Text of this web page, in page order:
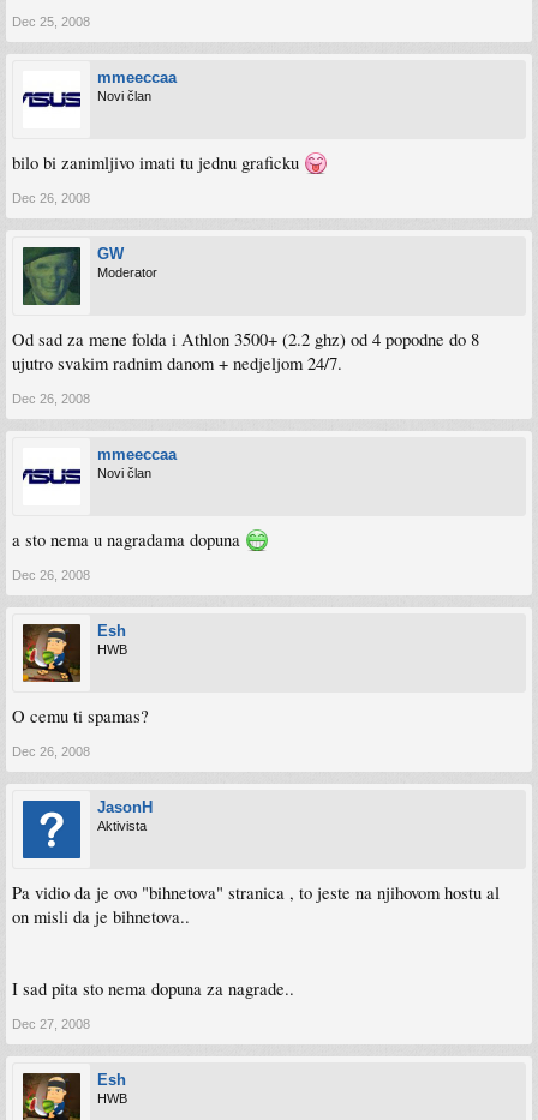
Dec 25, 2008
mmeeccaa
Novi član
bilo bi zanimljivo imati tu jednu graficku
Dec 26, 2008
GW
Moderator
Od sad za mene folda i Athlon 3500+ (2.2 ghz) od 4 popodne do 8
ujutro svakim radnim danom + nedjeljom 24/7.
Dec 26, 2008
mmeeccaa
Novi član
a sto nema u nagradama dopuna
Dec 26, 2008
Esh
HWB
O cemu ti spamas?
Dec 26, 2008
JasonH
Aktivista
Pa vidio da je ovo "bihnetova" stranica , to jeste na njihovom hostu al
on misli da je bihnetova..
I sad pita sto nema dopuna za nagrade..
Dec 27, 2008
Esh
HWB